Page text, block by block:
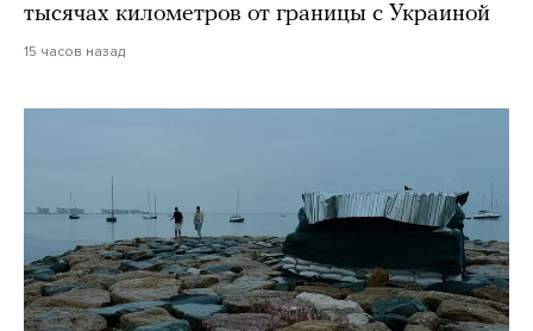
тысячах километров от границы с Украиной
15 часов назад